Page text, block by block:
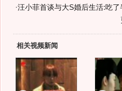
·汪小菲首谈与大S婚后生活:吃了
相关视频新闻